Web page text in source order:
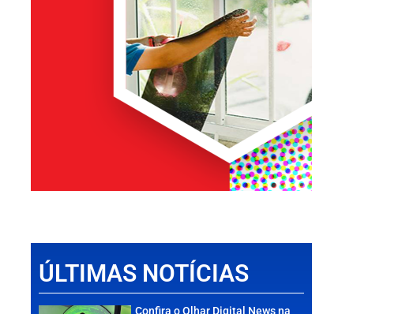
ÚLTIMAS NOTÍCIAS
Confira o Olhar Digital News na